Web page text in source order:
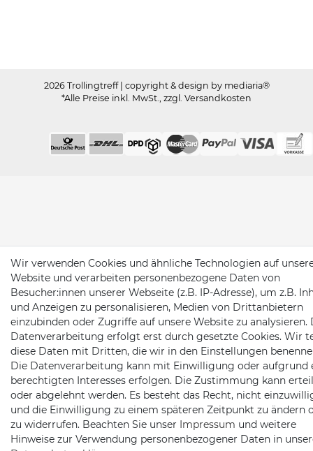
2026 Trollingtreff | copyright & design by mediaria®
*Alle Preise inkl. MwSt., zzgl. Versandkosten
Wir verwenden Cookies und ähnliche Technologien auf
Website und verarbeiten personenbezogene Daten von
Besucher:innen unserer Webseite (z.B. IP-Adresse), um z.B.
und Anzeigen zu personalisieren, Medien von Drittanbietern
einzubinden oder Zugriffe auf unsere Website zu analysieren.
Datenverarbeitung erfolgt erst durch gesetzte Cookies. Wir
diese Daten mit Dritten, die wir in den Einstellungen
Die Datenverarbeitung kann mit Einwilligung oder aufgrund
berechtigten Interesses erfolgen. Die Zustimmung kann
oder abgelehnt werden. Es besteht das Recht, nicht
und die Einwilligung zu einem späteren Zeitpunkt zu ändern
zu widerrufen. Beachten Sie unser Impressum und weitere
Hinweise zur Verwendung personenbezogener Daten in